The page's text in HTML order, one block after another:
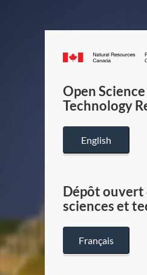
Open
Technology
English
Dépôt ouvert
sciences et
Français